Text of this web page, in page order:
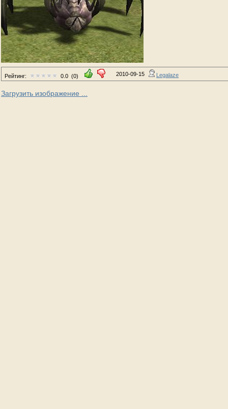
Рейтинг: 0.0 (0) 2010-09-15 Legalaze
Загрузить изображение ...